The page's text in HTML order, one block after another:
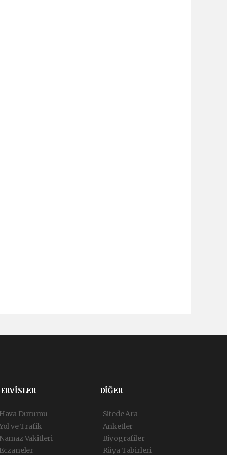
Durumu
ve Trafik
Vakitleri
DİĞER
Sitede Ara
Anketler
Biyografiler
Rüya Tabirleri